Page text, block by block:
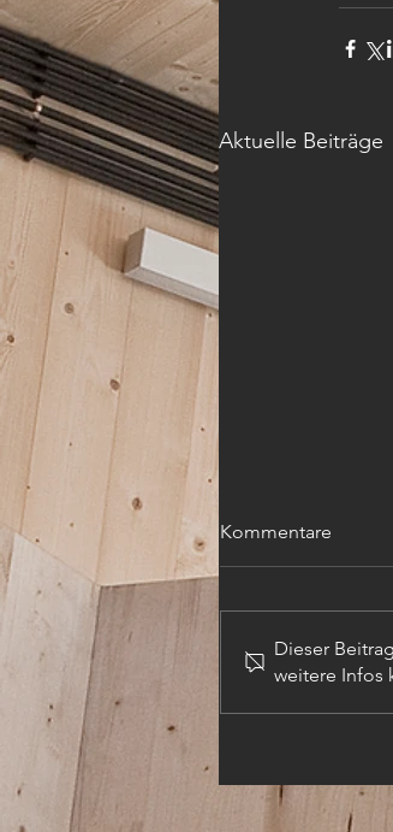
Aktuelle Beiträge
GPS
Kommentare
Dieser
weitere Infos